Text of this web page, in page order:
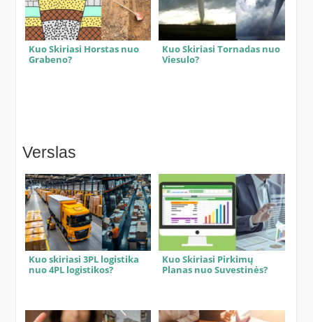
Kuo Skiriasi Horstas nuo
Grabeno?
Kuo Skiriasi Tornadas nuo
Viesulo?
Verslas
Kuo skiriasi 3PL logistika
nuo 4PL logistikos?
Kuo Skiriasi Pirkimų
Planas nuo Suvestinės?